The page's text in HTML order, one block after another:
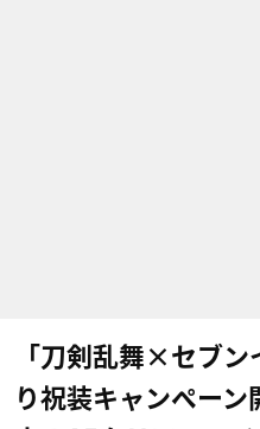
「刀剣乱舞×セブン
り祝装キャンペーン